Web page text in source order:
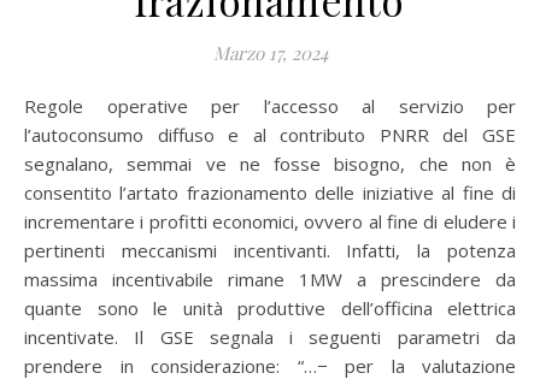
Marzo 17, 2024
Regole operative per l’accesso al servizio per
l’autoconsumo diffuso e al contributo PNRR del GSE
segnalano, semmai ve ne fosse bisogno, che non è
consentito l’artato frazionamento delle iniziative al fine di
incrementare i profitti economici, ovvero al fine di eludere i
pertinenti meccanismi incentivanti. Infatti, la potenza
massima incentivabile rimane 1MW a prescindere da
quante sono le unità produttive dell’officina elettrica
incentivate. Il GSE segnala i seguenti parametri da
prendere in considerazione: “…− per la valutazione